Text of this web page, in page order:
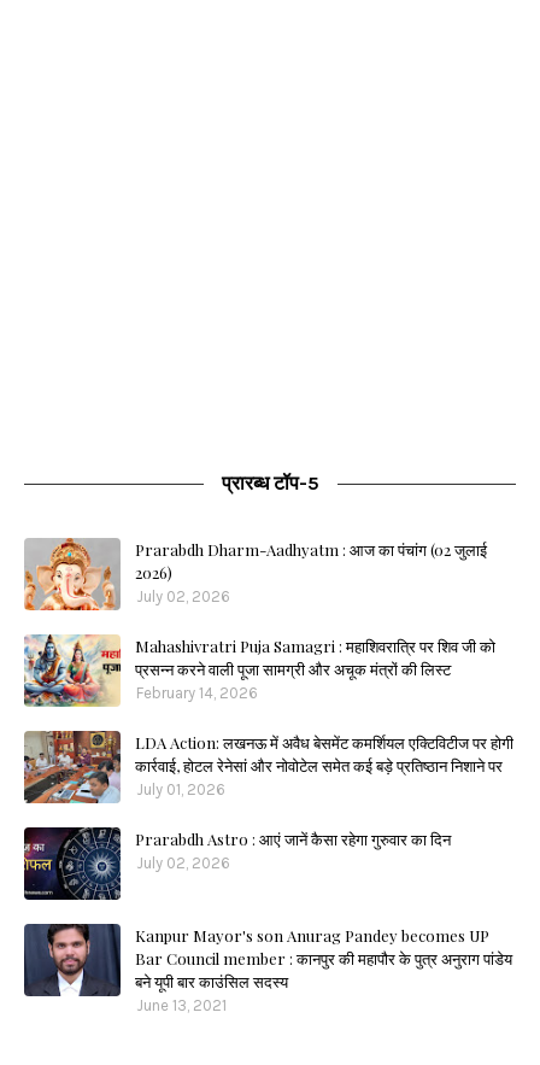
प्रारब्ध टॉप-5
Prarabdh Dharm-Aadhyatm : आज का पंचांग (02 जुलाई
2026)
July 02, 2026
Mahashivratri Puja Samagri : महाशिवरात्रि पर शिव जी को
प्रसन्न करने वाली पूजा सामग्री और अचूक मंत्रों की लिस्ट
February 14, 2026
LDA Action: लखनऊ में अवैध बेसमेंट कमर्शियल एक्टिविटीज पर होगी
कार्रवाई, होटल रेनेसां और नोवोटेल समेत कई बड़े प्रतिष्ठान निशाने पर
July 01, 2026
Prarabdh Astro : आएं जानें कैसा रहेगा गुरुवार का दिन
July 02, 2026
Kanpur Mayor's son Anurag Pandey becomes UP
Bar Council member : कानपुर की महापौर के पुत्र अनुराग पांडेय
बने यूपी बार काउंसिल सदस्य
June 13, 2021